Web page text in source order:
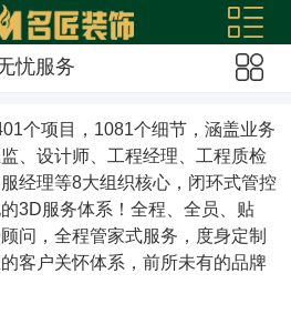
忧服务
个项目，1081个细节，涵盖业务
、设计师、工程经理、工程质检
经理等8大组织核心，闭环式管控
3D服务体系！全程、全员、贴
问，全程管家式服务，度身定制
客户关怀体系，前所未有的品牌